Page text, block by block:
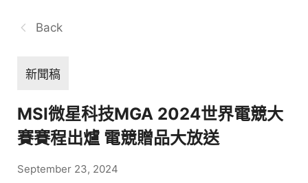
Back
新聞稿
MSI微星科技MGA 2024世界電競大
賽賽程出爐 電競贈品大放送
September 23, 2024